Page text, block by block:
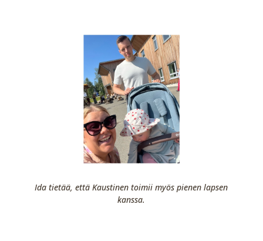
Ida tietää, että Kaustinen toimii myös pienen lapsen
kanssa.